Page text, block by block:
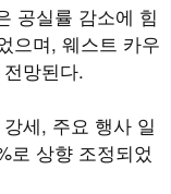
공실률 감소에 힘
으며, 웨스트 카우
망된다.
세, 주요 행사 일
로 상향 조정되었